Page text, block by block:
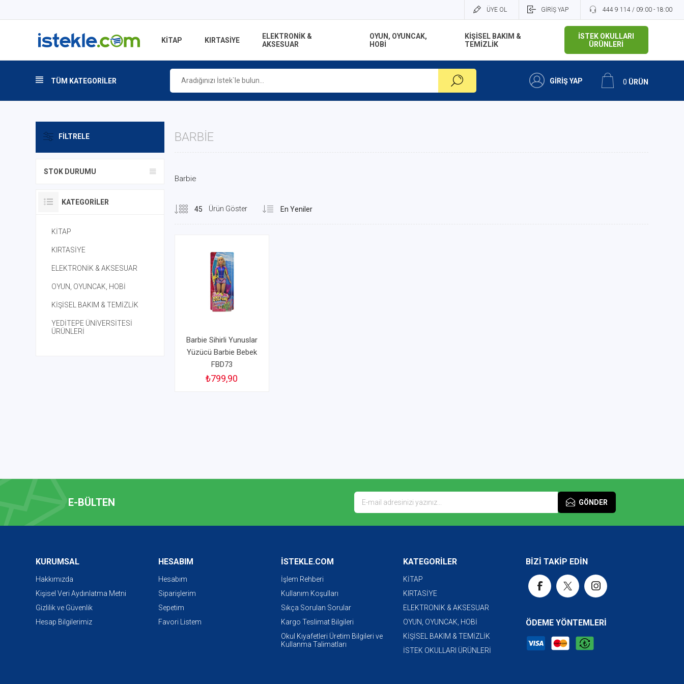
ÜYE OL GİRİŞ YAP 444 9 114 / 09:00 - 18:00
KİTAP KIRTASİYE
ELEKTRONİK &
AKSESUAR
OYUN, OYUNCAK,
HOBİ
KİŞİSEL BAKIM &
TEMİZLİK
İSTEK OKULLARI
ÜRÜNLERİ
TÜM KATEGORİLER GİRİŞ YAP 0 ÜRÜN
BARBIE
Barbie
Ürün Göster
Barbie Sihirli Yunuslar
Yüzücü Barbie Bebek
FBD73
₺799,90
FILTRELE
STOK DURUMU
KATEGORILER
KİTAP
KIRTASİYE
ELEKTRONİK & AKSESUAR
OYUN, OYUNCAK, HOBİ
KİŞİSEL BAKIM & TEMİZLİK
YEDİTEPE ÜNİVERSİTESİ
ÜRÜNLERİ
E-BÜLTEN GÖNDER
KURUMSAL
Hakkımızda
Kişisel Veri Aydınlatma Metni
Gizlilik ve Güvenlik
Hesap Bilgilerimiz
HESABIM
Hesabım
Siparişlerim
Sepetim
Favori Listem
İSTEKLE.COM
İşlem Rehberi
Kullanım Koşulları
Sıkça Sorulan Sorular
Kargo Teslimat Bilgileri
Okul Kıyafetleri Üretim Bilgileri ve
Kullanma Talimatları
KATEGORİLER
KİTAP
KIRTASİYE
ELEKTRONİK & AKSESUAR
OYUN, OYUNCAK, HOBİ
KİŞİSEL BAKIM & TEMİZLİK
İSTEK OKULLARI ÜRÜNLERİ
BİZİ TAKİP EDİN
ÖDEME YÖNTEMLERİ